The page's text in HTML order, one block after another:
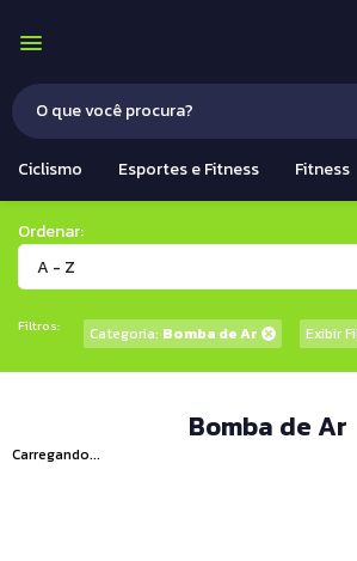
Ciclismo Esportes e Fitness Fitness
Ordenar:
A - Z
Filtros: Categoria: Bomba de Ar Exibir
Bomba de Ar
Carregando...